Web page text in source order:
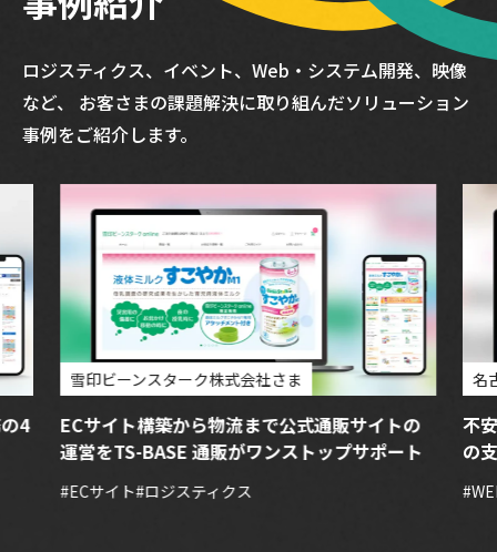
ロジスティクス、イベント、Web・システム開発、映像
など、
お客さまの課題解決に取り組んだソリューション
事例をご紹介します。
4
雪印ビーンスターク株式会社さま
ECサイト構築から物流まで公式通販サイトの
運営をTS-BASE 通販がワンストップサポート
#ECサイト#ロジスティクス
名
不
の